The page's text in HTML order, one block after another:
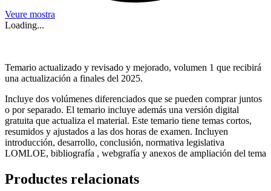
Veure mostra
Loading...
Temario actualizado y revisado y mejorado, volumen 1 que recibirá
una actualización a finales del 2025.
Incluye dos volúmenes diferenciados que se pueden comprar juntos
o por separado. El temario incluye además una versión digital
gratuita que actualiza el material. Este temario tiene temas cortos,
resumidos y ajustados a las dos horas de examen. Incluyen
introducción, desarrollo, conclusión, normativa legislativa
LOMLOE, bibliografía , webgrafía y anexos de ampliación del tema
Productes relacionats